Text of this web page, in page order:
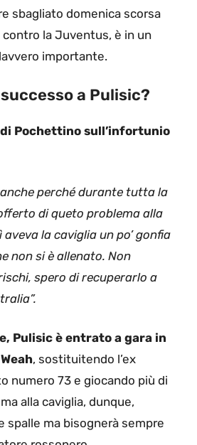
sbagliato domenica scorsa
contro la Juventus, è in un
importante.
a Pulisic?
Pochettino sull’infortunio
perché durante tutta la
di queto problema alla
la caviglia un po’ gonfia
non si è allenato. Non
spero di recuperarlo a
Pulisic è entrato a gara in
, sostituitendo l’ex
numero 73 e giocando più di
alla caviglia, dunque,
spalle ma bisognerà sempre